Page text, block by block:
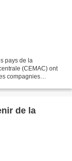
pays de la
(CEMAC) ont
compagnies
de la